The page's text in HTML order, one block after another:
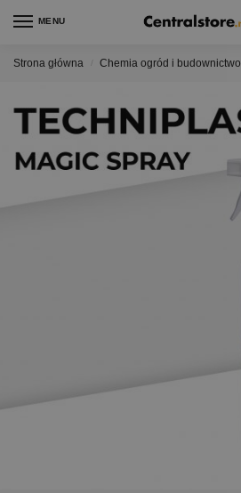
MENU
Strona główna Chemia ogród i budownictwo